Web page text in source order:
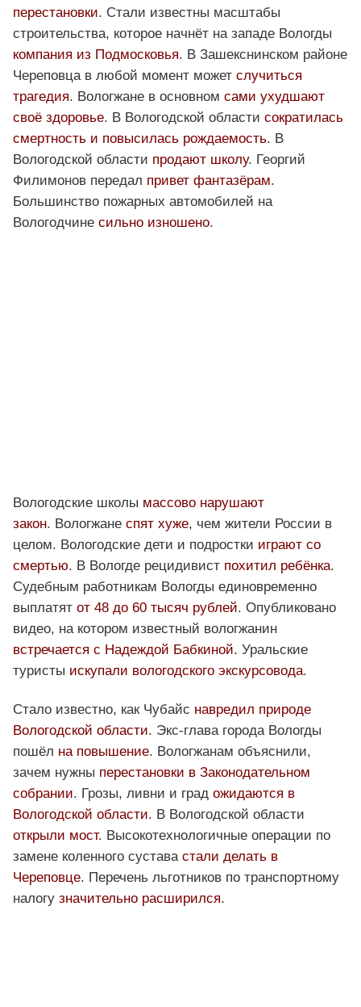
перестановки. Стали известны масштабы
строительства, которое начнёт на западе Вологды
компания из Подмосковья. В Зашекснинском районе
Череповца в любой момент может случиться
трагедия. Вологжане в основном сами ухудшают
своё здоровье. В Вологодской области сократилась
смертность и повысилась рождаемость. В
Вологодской области продают школу. Георгий
Филимонов передал привет фантазёрам.
Большинство пожарных автомобилей на
Вологодчине сильно изношено.
Вологодские школы массово нарушают
закон. Вологжане спят хуже, чем жители России в
целом. Вологодские дети и подростки играют со
смертью. В Вологде рецидивист похитил ребёнка.
Судебным работникам Вологды единовременно
выплатят от 48 до 60 тысяч рублей. Опубликовано
видео, на котором известный вологжанин
встречается с Надеждой Бабкиной. Уральские
туристы искупали вологодского экскурсовода.
Стало известно, как Чубайс навредил природе
Вологодской области. Экс-глава города Вологды
пошёл на повышение. Вологжанам объяснили,
зачем нужны перестановки в Законодательном
собрании. Грозы, ливни и град ожидаются в
Вологодской области. В Вологодской области
открыли мост. Высокотехнологичные операции по
замене коленного сустава стали делать в
Череповце. Перечень льготников по транспортному
налогу значительно расширился.